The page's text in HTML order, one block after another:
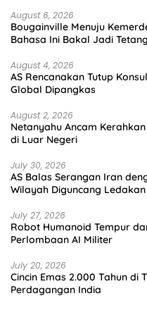
August 6, 2026
Bougainville Menuju
Bahasa Ini Bakal Jadi
August 4, 2026
AS Rencanakan Tutup
Global Dipangkas
August 2, 2026
Netanyahu Ancam
di Luar Negeri
July 30, 2026
AS Balas Serangan Iran
Wilayah Diguncang Ledakan
July 27, 2026
Robot Humanoid Tempur
Perlombaan AI Militer
July 20, 2026
Cincin Emas 2.000 Tahun di
Perdagangan India